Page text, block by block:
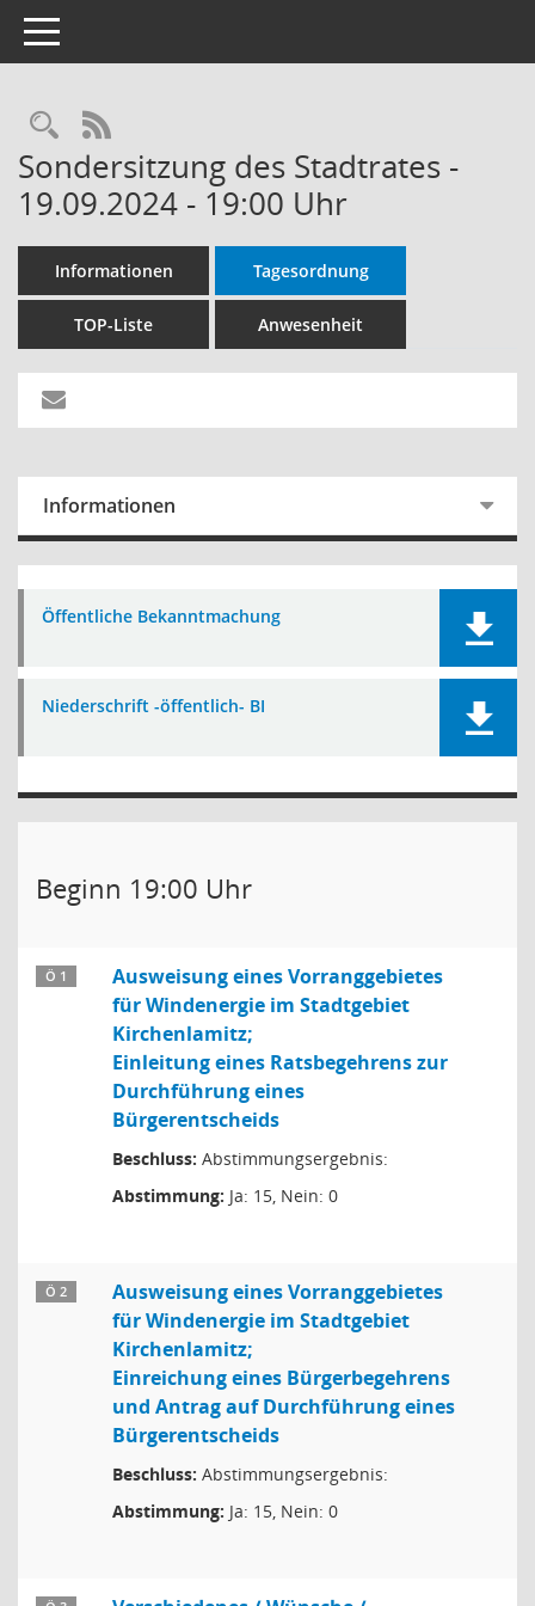
Toggle navigation
Rechercheauswahl
RSS-Feed
Sondersitzung des Stadtrates -
19.09.2024 - 19:00 Uhr
Informationen Tagesordnung
TOP-Liste Anwesenheit
Informationen
Öffentliche Bekanntmachung
Niederschrift -öffentlich- BI
Beginn 19:00 Uhr
Ö 1
Ausweisung eines Vorranggebietes
für Windenergie im Stadtgebiet
Kirchenlamitz;
Einleitung eines Ratsbegehrens zur
Durchführung eines
Bürgerentscheids
Beschluss: Abstimmungsergebnis:
Abstimmung: Ja: 15, Nein: 0
Ö 2
Ausweisung eines Vorranggebietes
für Windenergie im Stadtgebiet
Kirchenlamitz;
Einreichung eines Bürgerbegehrens
und Antrag auf Durchführung eines
Bürgerentscheids
Beschluss: Abstimmungsergebnis:
Abstimmung: Ja: 15, Nein: 0